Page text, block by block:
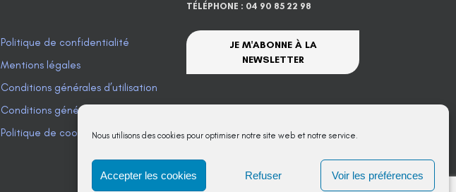
Nous utilisons des cookies pour optimiser notre site web et notre service.
Accepter les cookies Refuser Voir les préférences
Politique de confidentialité
Mentions légales
Conditions générales d’utilisation
Conditions générales de vente
Politique de cookies (UE)
TÉLÉPHONE : 04 90 85 22 98
JE M'ABONNE À LA
NEWSLETTER